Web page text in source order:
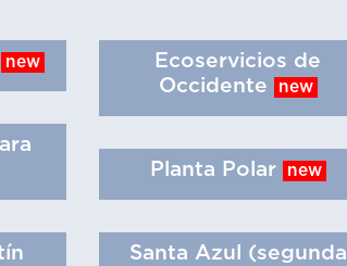
new
Ecoservicios de
Occidente
new
Planta Polar new
Santa Azul (segunda